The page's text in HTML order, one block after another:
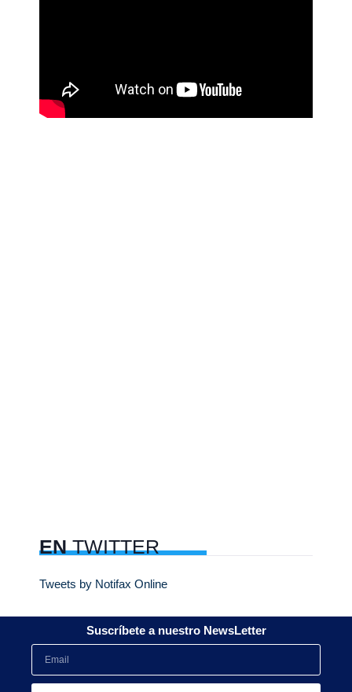
ENTWITTER
Tweets by Notifax Online
Suscríbete a nuestro NewsLetter